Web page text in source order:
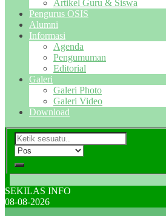
Artikel Guru & Siswa
Pengurus OSIS
Alumni
Informasi
Agenda
Pengumuman
Editorial
Galeri
Galeri Photo
Galeri Video
Download
SEKILAS INFO
08-08-2026